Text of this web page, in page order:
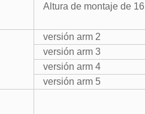
Altura de montaje de
versión arm 2
versión arm 3
versión arm 4
versión arm 5